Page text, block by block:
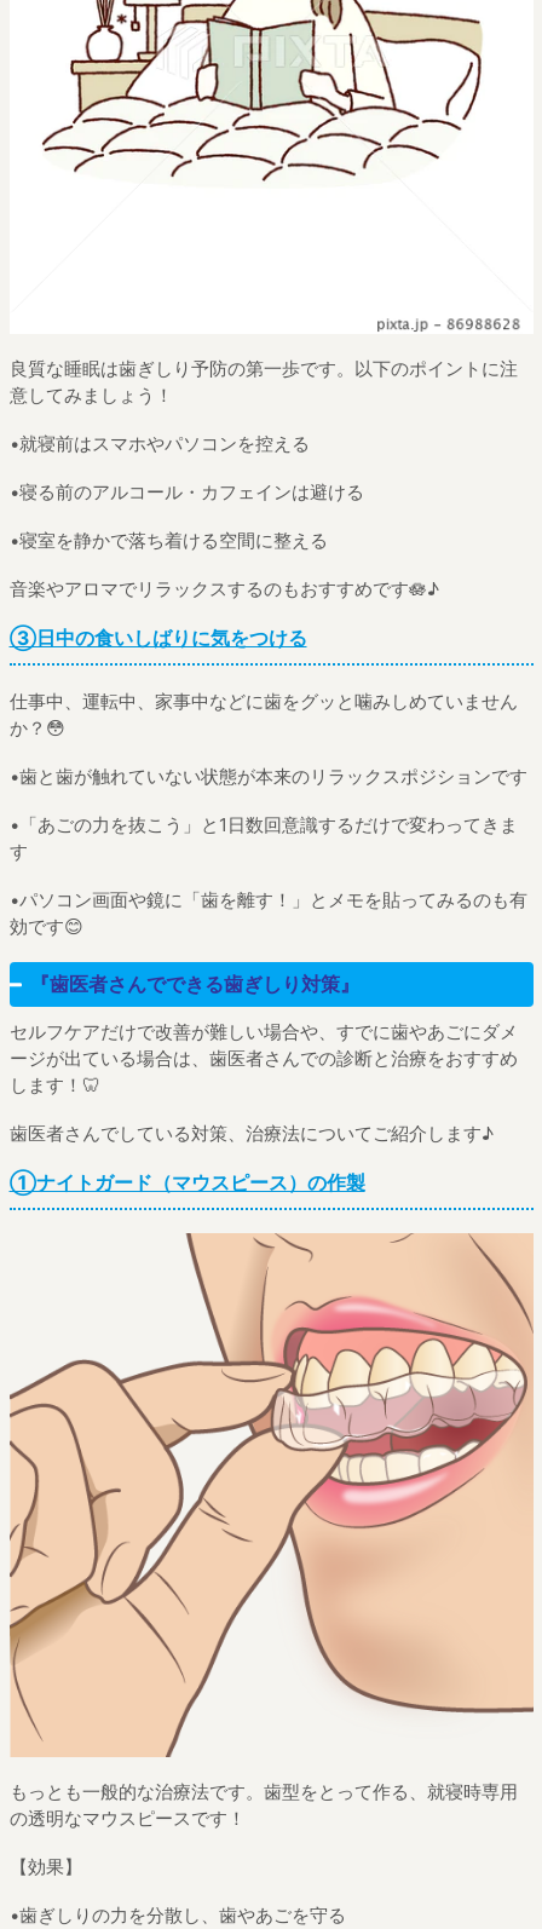
良質な睡眠は歯ぎしり予防の第一歩です。以下のポイントに注
意してみましょう！
•就寝前はスマホやパソコンを控える
•寝る前のアルコール・カフェインは避ける
•寝室を静かで落ち着ける空間に整える
音楽やアロマでリラックスするのもおすすめです🪷♪
③日中の食いしばりに気をつける
仕事中、運転中、家事中などに歯をグッと噛みしめていません
か？😳
•歯と歯が触れていない状態が本来のリラックスポジションです
•「あごの力を抜こう」と1日数回意識するだけで変わってきま
す
•パソコン画面や鏡に「歯を離す！」とメモを貼ってみるのも有
効です😊
『歯医者さんでできる歯ぎしり対策』
セルフケアだけで改善が難しい場合や、すでに歯やあごにダメ
ージが出ている場合は、歯医者さんでの診断と治療をおすすめ
します！🦷
歯医者さんでしている対策、治療法についてご紹介します♪
①ナイトガード（マウスピース）の作製
もっとも一般的な治療法です。歯型をとって作る、就寝時専用
の透明なマウスピースです！
【効果】
•歯ぎしりの力を分散し、歯やあごを守る